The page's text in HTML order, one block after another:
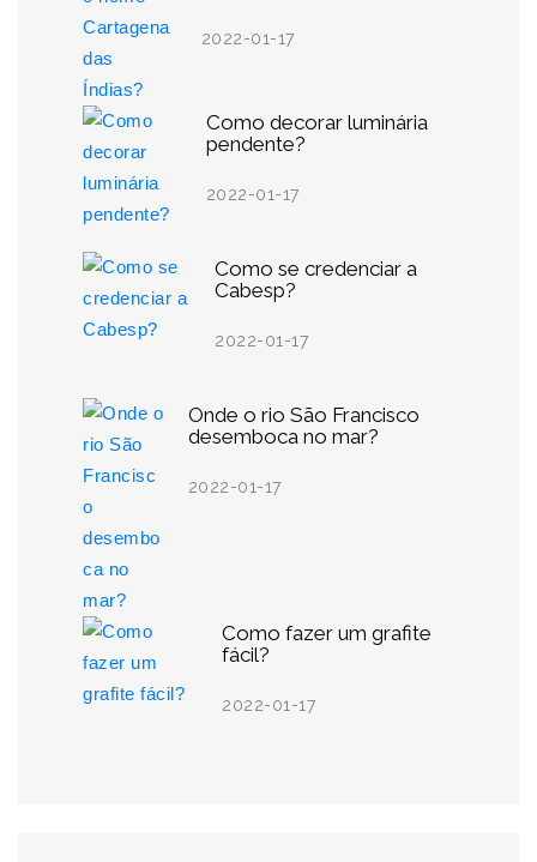
2022-01-17
Como decorar luminária
pendente?
2022-01-17
Como se credenciar a
Cabesp?
2022-01-17
Onde o rio São Francisco
desemboca no mar?
2022-01-17
Como fazer um grafite
fácil?
2022-01-17